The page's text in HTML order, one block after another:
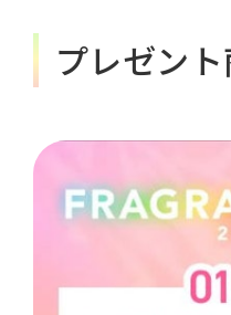
プレゼン